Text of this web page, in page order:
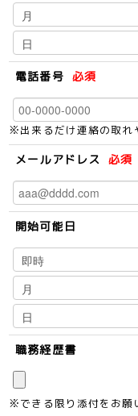
電話番号 必須
※出来るだけ連絡の取れ
メールアドレス 必須
開始可能日
職務経歴書
※できる限り添付をお願